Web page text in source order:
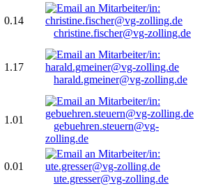
0.14
christine.fischer@vg-zolling.de
1.17
harald.gmeiner@vg-zolling.de
1.01
gebuehren.steuern@vg-
zolling.de
0.01
ute.gresser@vg-zolling.de